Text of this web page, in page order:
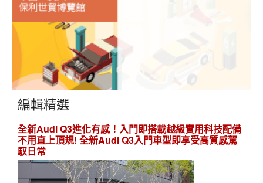
編輯精選
全新Audi Q3進化有感！入門即搭載越級實用科技配備
不用直上頂規! 全新Audi Q3入門車型即享受高質感駕
馭日常